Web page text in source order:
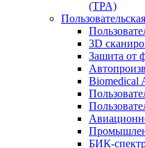
(TPA)
3D
Зашита от
Biomedical
БИК-